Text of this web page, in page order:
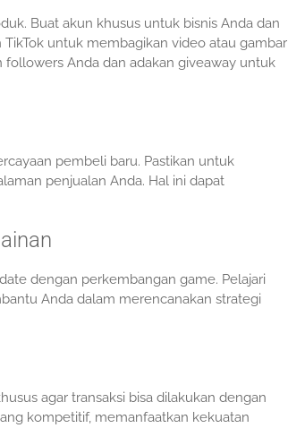
Buat akun khusus untuk bisnis Anda dan
untuk membagikan video atau gambar
Anda dan adakan giveaway untuk
pembeli baru. Pastikan untuk
penjualan Anda. Hal ini dapat
dengan perkembangan game. Pelajari
Anda dalam merencanakan strategi
agar transaksi bisa dilakukan dengan
kompetitif, memanfaatkan kekuatan